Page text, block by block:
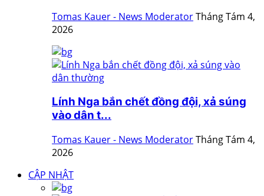
Tomas Kauer - News ModeratorTháng Tám 4,
2026
Lính Nga bắn chết đồng đội, xả súng
vào dân t...
Tomas Kauer - News ModeratorTháng Tám 4,
2026
CẬP NHẬT